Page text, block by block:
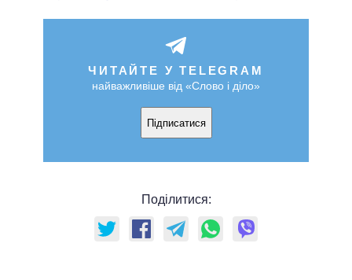
ЧИТАЙТЕ У TELEGRAM
найважливіше від «Слово і діло»
Підписатися
Поділитися: